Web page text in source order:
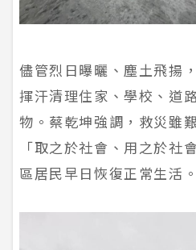
儘管烈日曝曬、塵土飛揚
揮汗清理住家、學校、道
物。蔡乾坤強調，救災雖
「取之於社會、用之於社
區居民早日恢復正常生活。